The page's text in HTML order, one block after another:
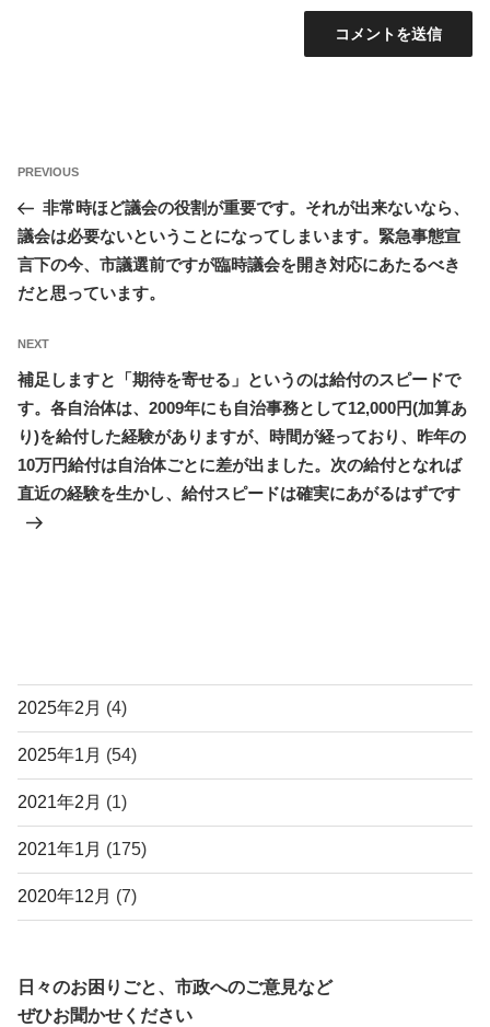
ナ
ビ
ゲ
シ
ョ
ン
Previous
Post
PREVIOUS
非常時ほど議会の役割が重要です。それが出来ないなら、
議会は必要ないということになってしまいます。緊急事態宣
言下の今、市議選前ですが臨時議会を開き対応にあたるべき
だと思っています。
Next
Post
NEXT
補足しますと「期待を寄せる」というのは給付のスピードで
す。各自治体は、2009年にも自治事務として12,000円(加算あ
り)を給付した経験がありますが、時間が経っており、昨年の
10万円給付は自治体ごとに差が出ました。次の給付となれば
直近の経験を生かし、給付スピードは確実にあがるはずです
2025年2月 (4)
2025年1月 (54)
2021年2月 (1)
2021年1月 (175)
2020年12月 (7)
日々のお困りごと、市政へのご意見など
ぜひお聞かせください